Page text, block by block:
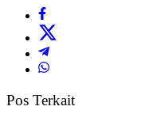
Pos Terkait